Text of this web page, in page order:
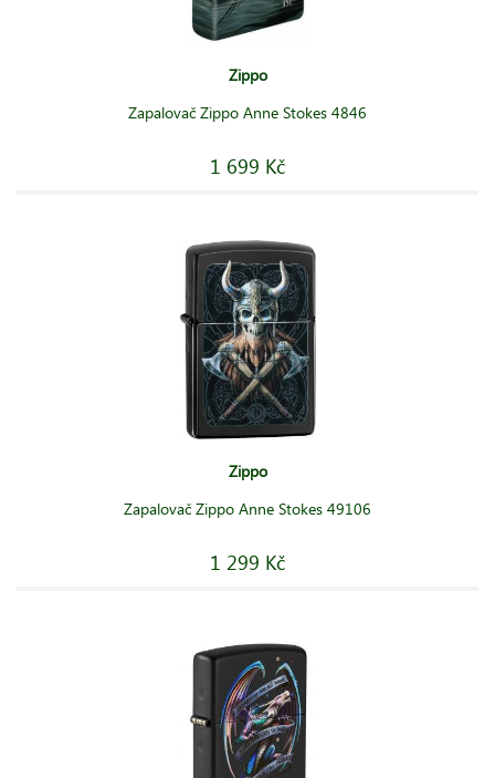
Zippo
Zapalovač Zippo Anne Stokes 4846
1 699 Kč
Zippo
Zapalovač Zippo Anne Stokes 49106
1 299 Kč